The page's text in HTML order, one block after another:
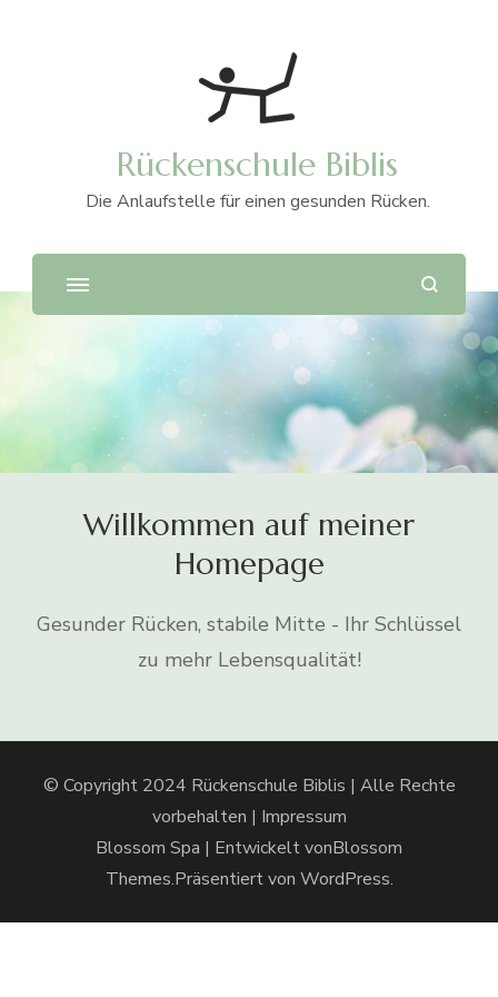
Rückenschule Biblis
Die Anlaufstelle für einen gesunden Rücken.
Willkommen auf meiner
Homepage
Gesunder Rücken, stabile Mitte - Ihr Schlüssel
zu mehr Lebensqualität!
© Copyright 2024 Rückenschule Biblis | Alle Rechte
vorbehalten | Impressum
Blossom Spa | Entwickelt vonBlossom
Themes.Präsentiert von WordPress.